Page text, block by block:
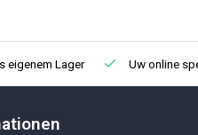
eigenem Lager Uw online